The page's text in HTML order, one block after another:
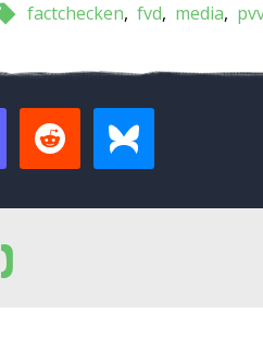
factchecken fvd media